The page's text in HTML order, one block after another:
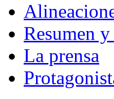
Resumen
La prensa